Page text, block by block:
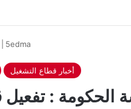
5edma
أخبار قطاع التشغيل
الحكومة : تفعيل